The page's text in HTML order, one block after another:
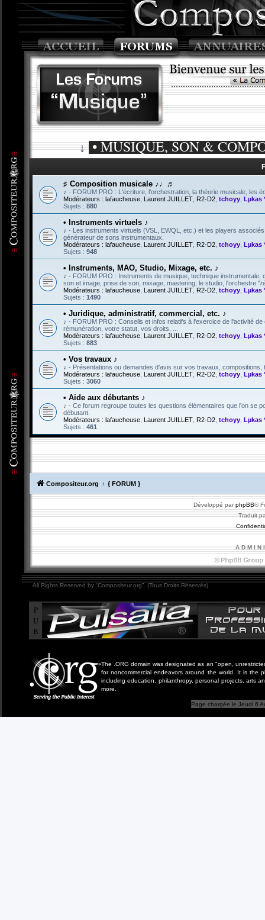
↓ • MUSIQUE, SON &
♯ Composition musicale ♪♩♬
♪ - FORUM PRO : L'écriture, l'orchestration, la théorie musicale, les
Modérateurs : lafaucheuse Laurent JUILLET R2-D2 tchoyy Lµkas
Sujets : 880
• Instruments virtuels ♪
♪ - Les instruments virtuels (VSL, EWQL, etc.) et les players
générateur de sons instrumentaux.
Modérateurs : lafaucheuse Laurent JUILLET R2-D2 tchoyy Lµkas
Sujets : 948
• Instruments, MAO, Studio, Mixage, etc. ♪
♪ - FORUM PRO : Instruments de musique, technique
son et image, prise de son, mixage, mastering, le studio, l'orchestre "
Modérateurs : lafaucheuse Laurent JUILLET R2-D2 tchoyy Lµkas
Sujets : 1490
• Juridique, administratif, commercial, etc. ♪
♪ - FORUM PRO : Conseils et infos relatifs à l'exercice de l'activité
rémunération, votre statut, vos droits, ...
Modérateurs : lafaucheuse Laurent JUILLET R2-D2 tchoyy Lµkas
Sujets : 883
• Vos travaux ♪
♪ - Présentations ou demandes d'avis sur vos travaux,
Modérateurs : lafaucheuse Laurent JUILLET R2-D2 tchoyy Lµkas
Sujets : 3060
• Aide aux débutants ♪
♪ - Ce forum regroupe toutes les questions élémentaires que l'on se
débutant.
Modérateurs : lafaucheuse Laurent JUILLET R2-D2 tchoyy Lµkas
Sujets : 461
Compositeur.org { FORUM }
Développé parphpBB®
Traduit
A D M I N
All Rights Reserved by “Compositeur.org”. (Tous Droits Réservés)
P
U
B
The .ORG domain was designated as an "open,
for noncommercial endeavors around the world. It is the
including education, philanthropy, personal projects, arts
more.
Page chargée le Jeudi 6